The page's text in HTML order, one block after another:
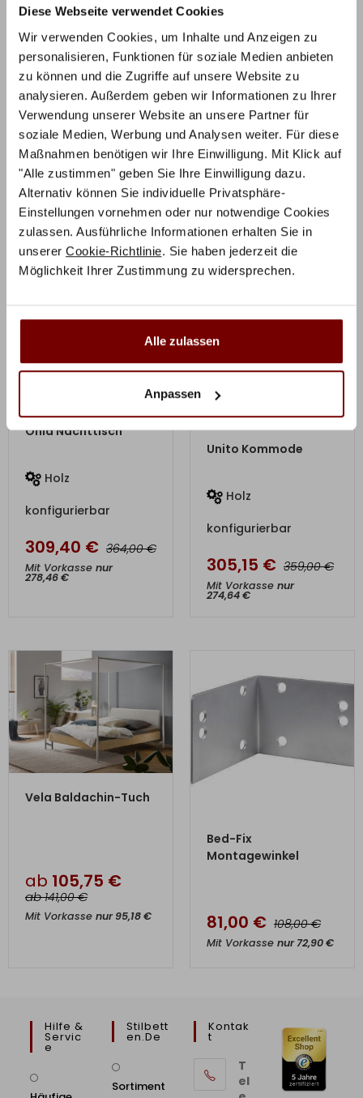
Diese Webseite verwendet Cookies
Wir verwenden Cookies, um Inhalte und Anzeigen zu
personalisieren, Funktionen für soziale Medien anbieten
zu können und die Zugriffe auf unsere Website zu
analysieren. Außerdem geben wir Informationen zu Ihrer
Verwendung unserer Website an unsere Partner für
soziale Medien, Werbung und Analysen weiter. Für diese
Maßnahmen benötigen wir Ihre Einwilligung. Mit Klick auf
"Alle zustimmen" geben Sie Ihre Einwilligung dazu.
Alternativ können Sie individuelle Privatsphäre-
Einstellungen vornehmen oder nur notwendige Cookies
zulassen. Ausführliche Informationen erhalten Sie in
unserer Cookie-Richtlinie. Sie haben jederzeit die
Möglichkeit Ihrer Zustimmung zu widersprechen.
Alle zulassen
Anpassen
Bettfüße Cielo.
Zusätzliche Informationen
Herstellerinformation
Ähnliche Produkte
ZUM PRODUKT
Onia Nachttisch
Holz
konfigurierbar
309,40 € 364,00€
Mit Vorkasse nur
278,46€
Unito Kommode
Holz
konfigurierbar
305,15 € 359,00€
Mit Vorkasse nur
274,64€
ZUM PRODUKT
Vela Baldachin-Tuch
ab 105,75 €
ab 141,00€
Mit Vorkasse nur95,18€
ZUM PRODUKT
Bed-Fix
Montagewinkel
81,00 € 108,00€
Mit Vorkasse nur72,90€
Hilfe &
Servic
E
Stilbett
En.de
Sortiment
Kontak
T
T
el